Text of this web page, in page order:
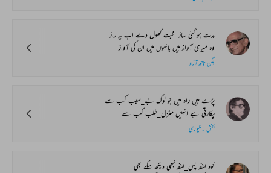
مدت ہو گئی ساز_محبت کھول دے اب یہ راز
وہ میری آواز ہیں بانہوں میں ان کی آواز
جگن ناتھ آزاد
پڑے ہیں راہ میں جو لوگ بے_سبب کب سے
پکارتی ہے انہیں منزل_طلب کب سے
بخش لائلپوری
خود لفظ پس_لفظ کبھی دیکھ سکے بھی